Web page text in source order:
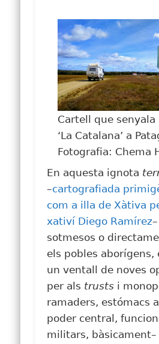
Cartell que senyala
‘La Catalana’ a
Fotografia: Chema
En aquesta ignota
–cartografiada
com a illa de Xàtiva
xativí Diego Ramírez
sotmesos o
els pobles aborígens,
un ventall de noves
per als trusts i
ramaders, estómacs
poder central,
militars,